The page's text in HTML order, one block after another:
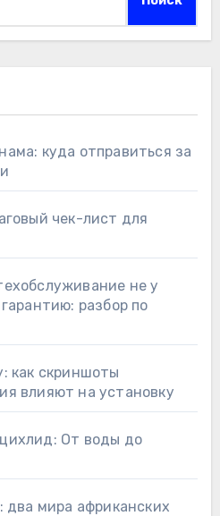
куда отправиться за
чек-лист для
не у
разбор по
как скриншоты
влияют на установку
От воды до
два мира африканских